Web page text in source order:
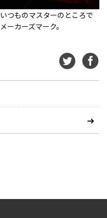
いつものマスターのところで
メーカーズマーク。